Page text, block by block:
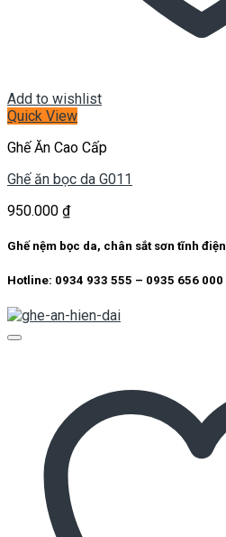
Add to wishlist
Quick View
Ghế Ăn Cao Cấp
Ghế ăn bọc da G011
950.000 ₫
Ghế nệm bọc da, chân sắt sơn tĩnh điện
Hotline: 0934 933 555 – 0935 656 000